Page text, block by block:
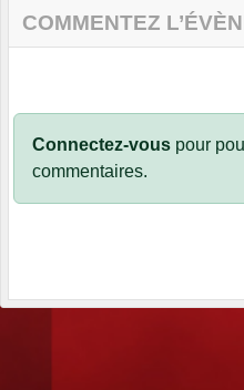
COMMENTEZ
Connectez-vous pour
commentaires.